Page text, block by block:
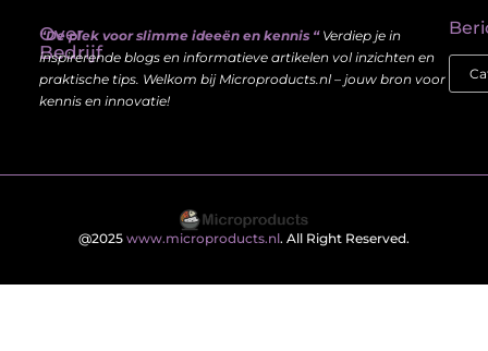
Over
Bedrijf
“De plek voor slimme ideeën en kennis “Verdiep je in
inspirerende blogs en informatieve artikelen vol inzichten en
praktische tips. Welkom bij Microproducts.nl – jouw bron voor
kennis en innovatie!
@2025 www.microproducts.nl. All Right Reserved.